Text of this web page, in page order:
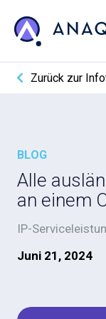
Zurück zur
BLOG
Alle
an einem
IP-
Juni 21, 2024